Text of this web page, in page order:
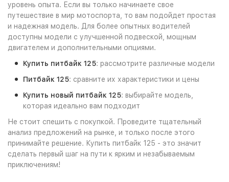
уровень опыта. Если вы только начинаете свое
путешествие в мир мотоспорта, то вам подойдет простая
и надежная модель. Для более опытных водителей
доступны модели с улучшенной подвеской, мощным
двигателем и дополнительными опциями.
Купить питбайк 125: рассмотрите различные модели
Питбайк 125: сравните их характеристики и цены
Купить новый питбайк 125: выбирайте модель,
которая идеально вам подходит
Не стоит спешить с покупкой. Проведите тщательный
анализ предложений на рынке, и только после этого
принимайте решение. Купить питбайк 125 - это значит
сделать первый шаг на пути к ярким и незабываемым
приключениям!